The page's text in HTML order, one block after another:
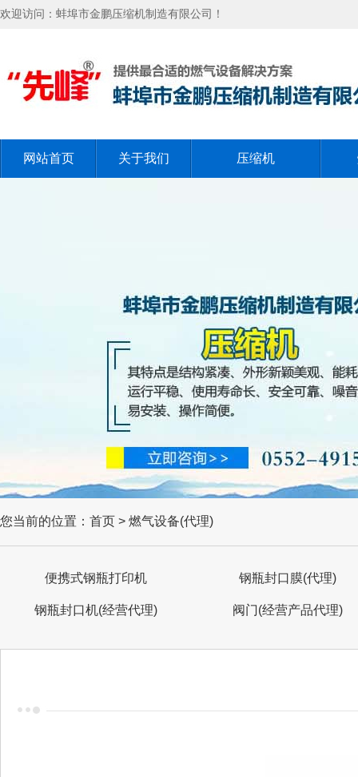
欢迎访问：蚌埠市金鹏压缩机制造有限公司！
网站首页 关于我们 压缩机
您当前的位置：首页 > 燃气设备(代理)
便携式钢瓶打印机 钢瓶封口膜(代理)
钢瓶封口机(经营代理) 阀门(经营产品代理)